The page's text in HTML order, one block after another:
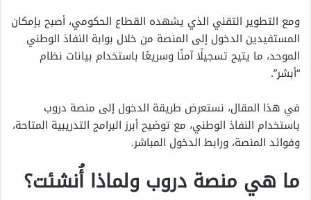
ومع التطوير التقني الذي يشهده القطاع الحكومي، أصبح بإمكان
المستفيدين الدخول إلى المنصة من خلال بوابة النفاذ الوطني
الموحد، ما يتيح تسجيلًا آمنًا وسريعًا باستخدام بيانات نظام
“أبشر”.
في هذا المقال، نستعرض طريقة الدخول إلى منصة دروب
باستخدام النفاذ الوطني، مع توضيح أبرز البرامج التدريبية المتاحة،
وفوائد المنصة، ورابط الدخول المباشر.
ما هي منصة دروب ولماذا أُنشئت؟